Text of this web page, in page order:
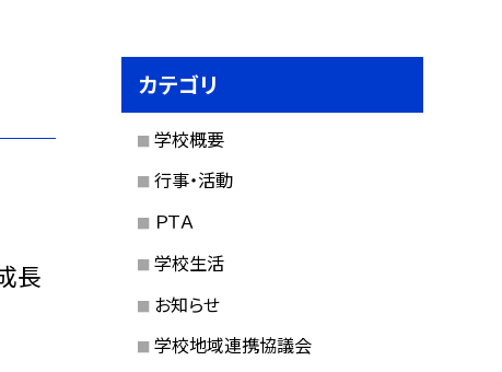
長
カテゴリ
学校概要
行事・活動
ＰＴＡ
学校生活
お知らせ
学校地域連携協議会